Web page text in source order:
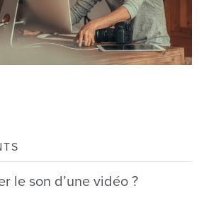
le son d’une vidéo ?